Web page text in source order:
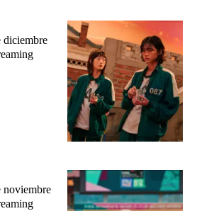
diciembre
noviembre